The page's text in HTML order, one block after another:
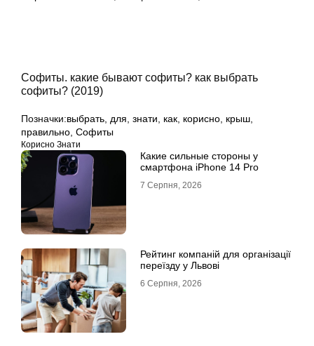
Софиты. какие бывают софиты? как выбрать
софиты? (2019)
Позначки:выбрать, для, знати, как, корисно, крыш,
правильно, Софиты
Корисно Знати
Какие сильные стороны у
смартфона iPhone 14 Pro
7 Серпня, 2026
Рейтинг компаній для організації
переїзду у Львові
6 Серпня, 2026